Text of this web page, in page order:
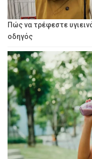
Πώς να τρέφεστε
οδηγός